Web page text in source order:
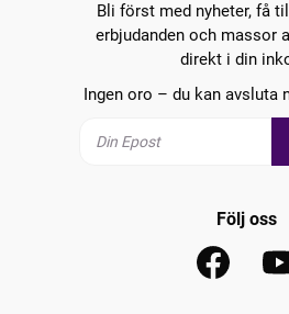
Bli först med nyheter, få
erbjudanden och massor
direkt i din
Ingen oro – du kan avsluta
Följ oss